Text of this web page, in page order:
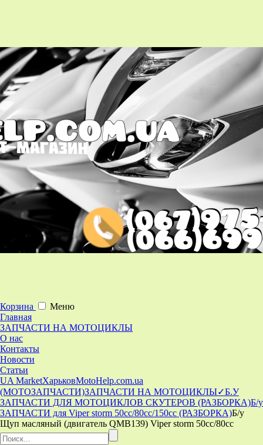
Корзина
Меню
Главная
ЗАПЧАСТИ НА МОТОЦИКЛЫ
О нас
Контакты
Новости
Статьи
UA MarketХарьковMotoHelp.com.ua
(МОТОЗАПЧАСТИ)ЗАПЧАСТИ НА МОТОЦИКЛЫ✓Б.У
ЗАПЧАСТИ ДЛЯ МОТОЦИКЛОВ СКУТЕРОВ (РАЗБОРКА)Б/у
ЗАПЧАСТИ для Viper storm 50cc/80cc/150cc (РАЗБОРКА)Б/у
Щуп масляный (двигатель QMB139) Viper storm 50cc/80сс